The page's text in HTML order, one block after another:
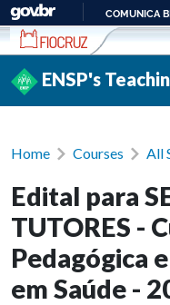
Ir para conteúdo COMUNICA
ENSP's
Home Courses All
Edital para
TUTORES -
Pedagógica
em Saúde -